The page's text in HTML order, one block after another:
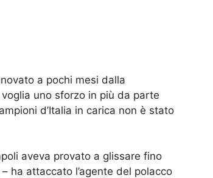
a pochi mesi dalla
uno sforzo in più da parte
d’Italia in carica non è stato
aveva provato a glissare fino
ha attaccato l’agente del polacco